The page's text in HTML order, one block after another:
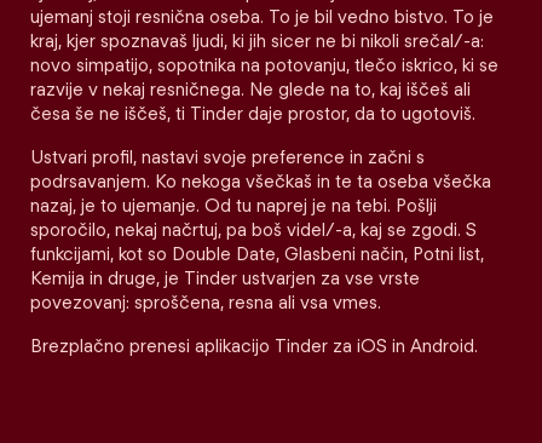
ujemanj stoji resnična oseba. To je bil vedno bistvo. To je
kraj, kjer spoznavaš ljudi, ki jih sicer ne bi nikoli srečal/-a:
novo simpatijo, sopotnika na potovanju, tlečo iskrico, ki se
razvije v nekaj resničnega. Ne glede na to, kaj iščeš ali
česa še ne iščeš, ti Tinder daje prostor, da to ugotoviš.
Ustvari profil, nastavi svoje preference in začni s
podrsavanjem. Ko nekoga všečkaš in te ta oseba všečka
nazaj, je to ujemanje. Od tu naprej je na tebi. Pošlji
sporočilo, nekaj načrtuj, pa boš videl/-a, kaj se zgodi. S
funkcijami, kot so Double Date, Glasbeni način, Potni list,
Kemija in druge, je Tinder ustvarjen za vse vrste
povezovanj: sproščena, resna ali vsa vmes.
Brezplačno prenesi aplikacijo Tinder za iOS in Android.